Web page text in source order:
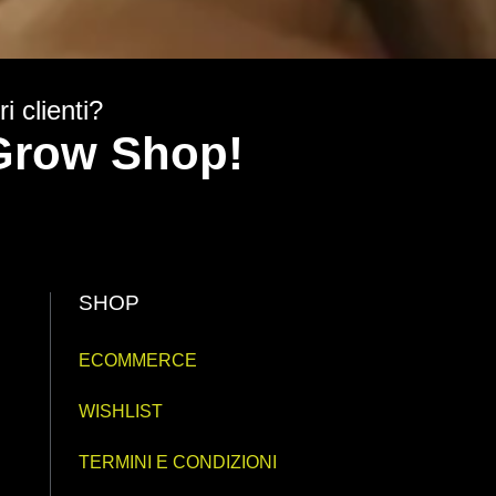
clienti?
Shop!
SHOP
ECOMMERCE
WISHLIST
TERMINI E CONDIZIONI